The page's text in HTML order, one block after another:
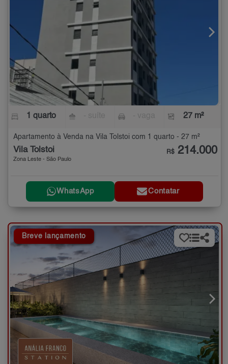
1 quarto 27 m²
Apartamento à Venda na Vila Tolstoi com 1 quarto - 27 m²
Vila Tolstoi
Zona Leste - São Paulo
R$ 214.000
WhatsApp Contatar
Breve lançamento